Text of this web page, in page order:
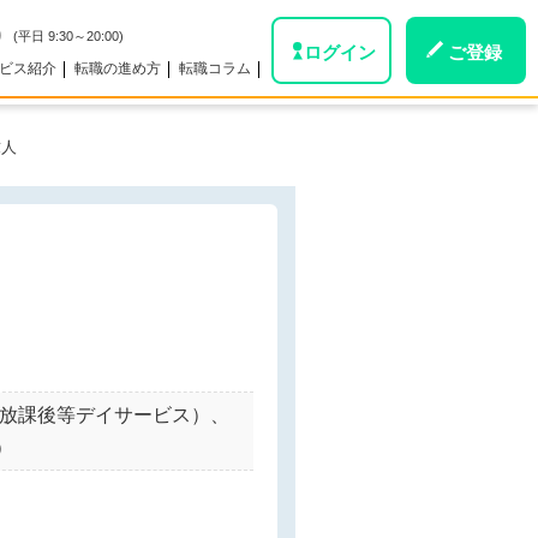
(平日 9:30～20:00)
ス紹介 転職の進め方 転職コラム
ログイン ご登録
課後等デイサービス）、